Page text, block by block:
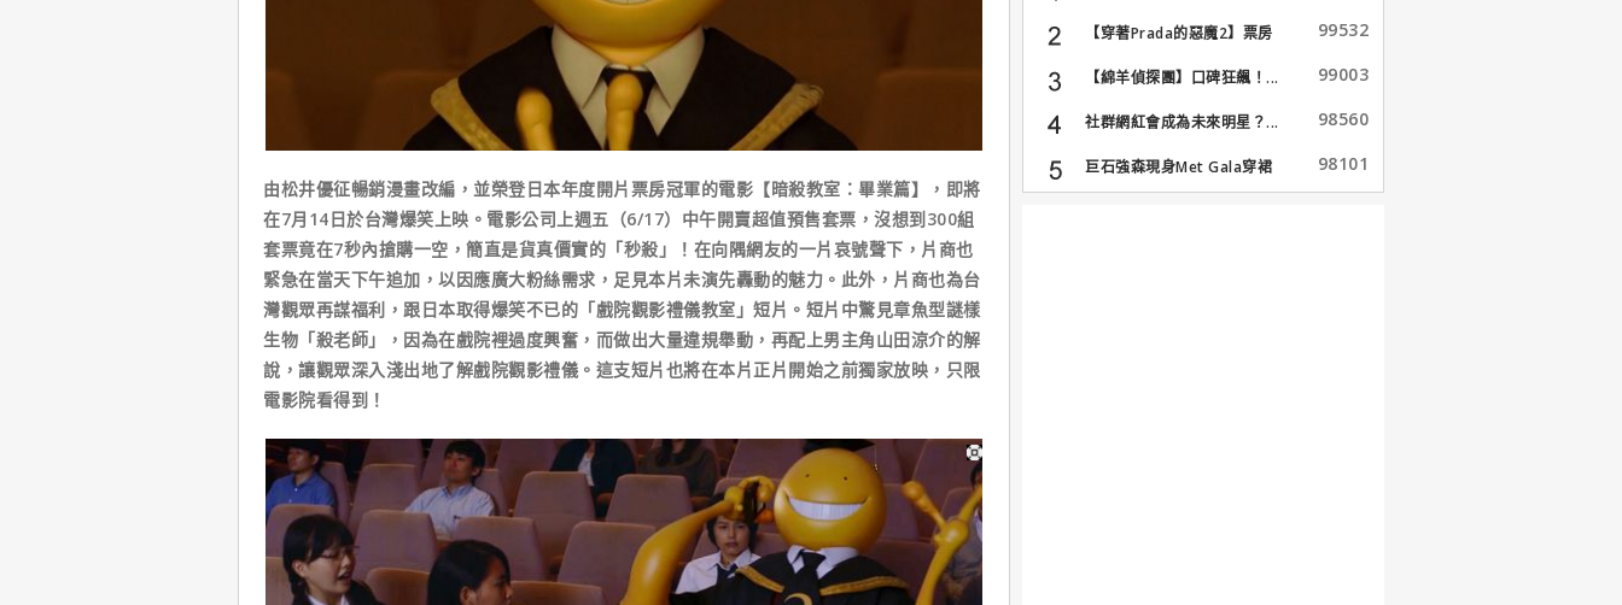
由松井優征暢銷漫畫改編，並榮登日本年度開片票房冠軍的電影【暗殺教室：畢業篇】，即將
在7月14日於台灣爆笑上映。電影公司上週五（6/17）中午開賣超值預售套票，沒想到300組
套票竟在7秒內搶購一空，簡直是貨真價實的「秒殺」！在向隅網友的一片哀號聲下，片商也
緊急在當天下午追加，以因應廣大粉絲需求，足見本片未演先轟動的魅力。此外，片商也為台
灣觀眾再謀福利，跟日本取得爆笑不已的「戲院觀影禮儀教室」短片。短片中驚見章魚型謎樣
生物「殺老師」，因為在戲院裡過度興奮，而做出大量違規舉動，再配上男主角山田涼介的解
說，讓觀眾深入淺出地了解戲院觀影禮儀。這支短片也將在本片正片開始之前獨家放映，只限
電影院看得到！
【穿著Prada的惡魔2】票房
99532
【綿羊偵探團】口碑狂飆！... 99003
社群網紅會成為未來明星？... 98560
巨石強森現身Met Gala穿裙
子...
98101